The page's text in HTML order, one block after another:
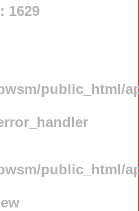
1629
public_html/
public_html/